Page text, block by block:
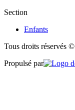
Section
Enfants
Tous droits réservés
Propulsé par